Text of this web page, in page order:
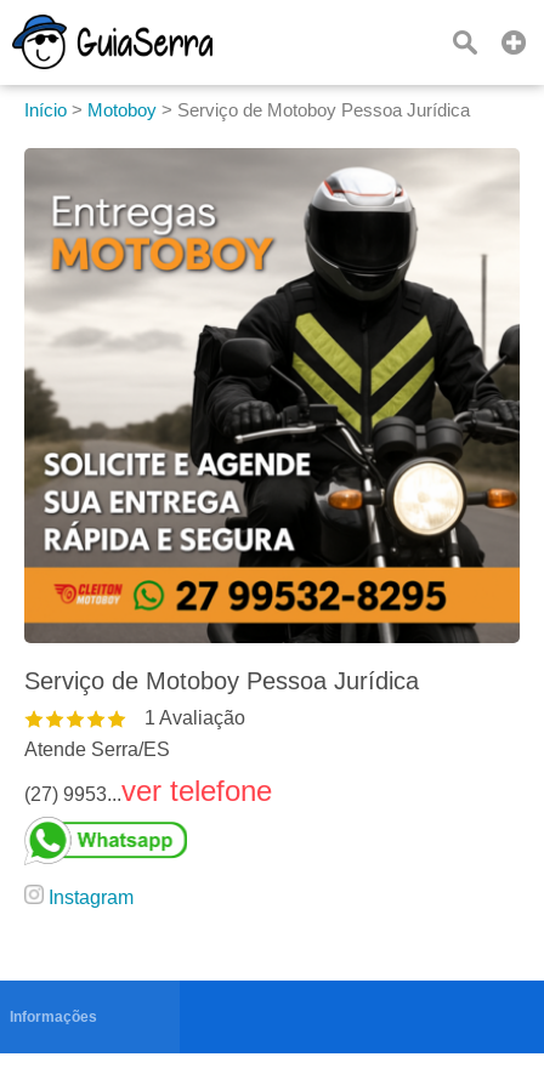
Início > Motoboy > Serviço de Motoboy Pessoa Jurídica
Serviço de Motoboy Pessoa Jurídica
1 Avaliação
Atende Serra/ES
(27) 9953...ver telefone
Instagram
Informações